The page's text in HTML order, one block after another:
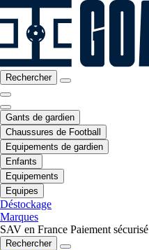
Rechercher
Gants de gardien
Chaussures de Football
Equipements de gardien
Enfants
Equipements
Equipes
Déstockage
Marques
SAV en France Paiement sécurisé
Rechercher